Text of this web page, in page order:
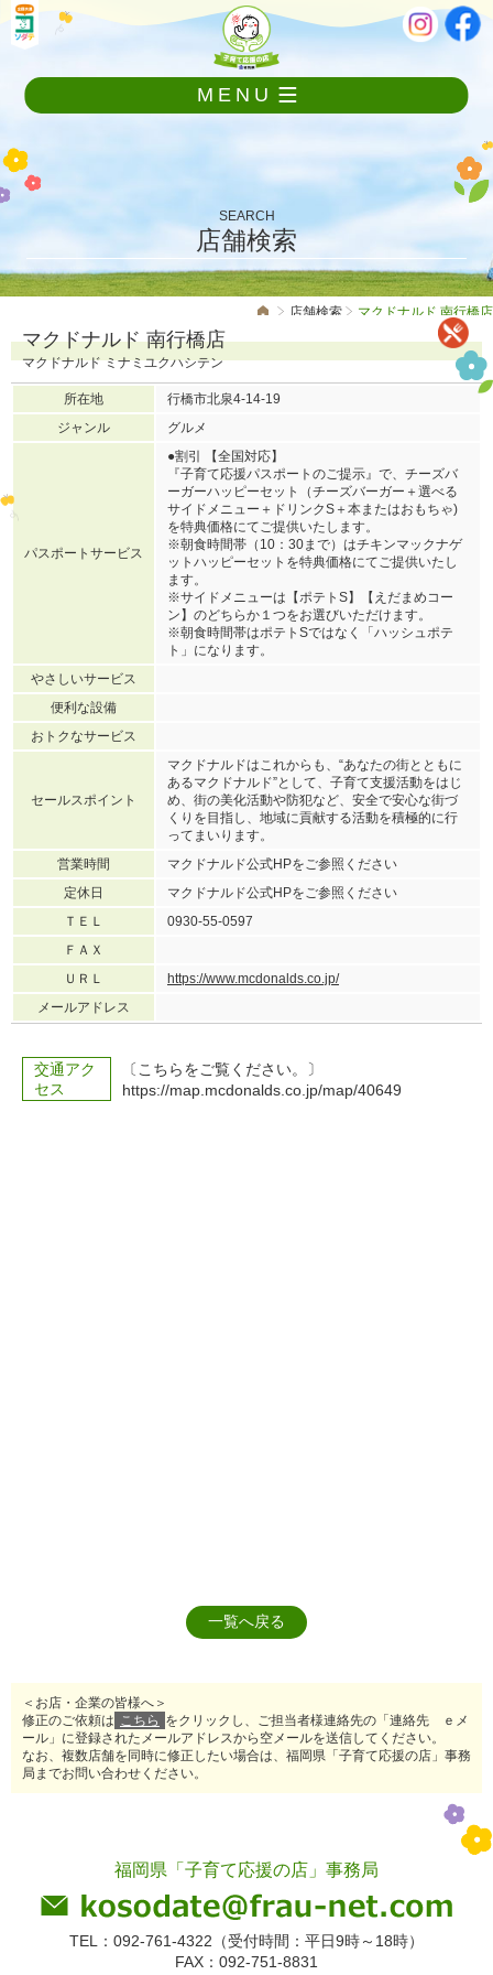
ニ
し
て
本
MENU
SEARCH
店舗検索
店舗検索 マクドナルド 南行橋店
マクドナルド 南行橋店
マクドナルド ミナミユクハシテン
所在地
行橋市北泉4-14-19
ジャンル
グルメ
パスポートサービス
●割引 【全国対応】
『子育て応援パスポートのご提示』で、チーズバ
ーガーハッピーセット（チーズバーガー＋選べる
サイドメニュー＋ドリンクS＋本またはおもちゃ)
を特典価格にてご提供いたします。
※朝食時間帯（10：30まで）はチキンマックナゲ
ットハッピーセットを特典価格にてご提供いたし
ます。
※サイドメニューは【ポテトS】【えだまめコー
ン】のどちらか１つをお選びいただけます。
※朝食時間帯はポテトSではなく「ハッシュポテ
ト」になります。
やさしいサービス
便利な設備
おトクなサービス
セールスポイント
マクドナルドはこれからも、“あなたの街とともに
あるマクドナルド”として、子育て支援活動をはじ
め、街の美化活動や防犯など、安全で安心な街づ
くりを目指し、地域に貢献する活動を積極的に行
ってまいります。
営業時間
マクドナルド公式HPをご参照ください
定休日
マクドナルド公式HPをご参照ください
ＴＥＬ
0930-55-0597
ＦＡＸ
ＵＲＬ
https://www.mcdonalds.co.jp/
メールアドレス
交通アク
セス
〔こちらをご覧ください。〕
https://map.mcdonalds.co.jp/map/40649
一覧へ戻る
＜お店・企業の皆様へ＞
修正のご依頼は
こちら をクリックし、ご担当者様連絡先の「連絡先 ｅメ
ール」に登録されたメールアドレスから空メールを送信してください。
なお、複数店舗を同時に修正したい場合は、福岡県「子育て応援の店」事務
局までお問い合わせください。
福岡県「子育て応援の店」事務局
TEL：092-761-4322（受付時間：平日9時～18時）
FAX：092-751-8831